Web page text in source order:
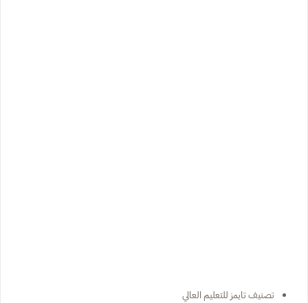
تصنيف تايمز للتعليم العالي